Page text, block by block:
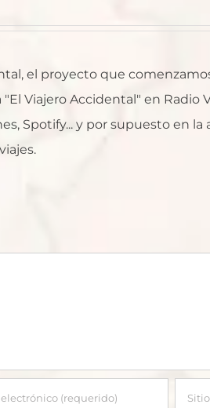
el proyecto que
Viajero Accidental" en Radio
Spotify... y por supuesto en la